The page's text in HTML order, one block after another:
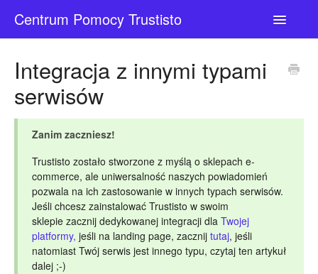
Centrum Pomocy Trustisto
Toggle
Integracja z innymi typami
serwisów
Zanim zaczniesz!
Trustisto zostało stworzone z myślą o sklepach e-
commerce, ale uniwersalność naszych powiadomień
pozwala na ich zastosowanie w innych typach serwisów.
Jeśli chcesz zainstalować Trustisto w swoim
sklepie zacznij dedykowanej integracji dla Twojej
platformy, jeśli na landing page, zacznij tutaj, jeśli
natomiast Twój serwis jest innego typu, czytaj ten artykuł
dalej ;-)